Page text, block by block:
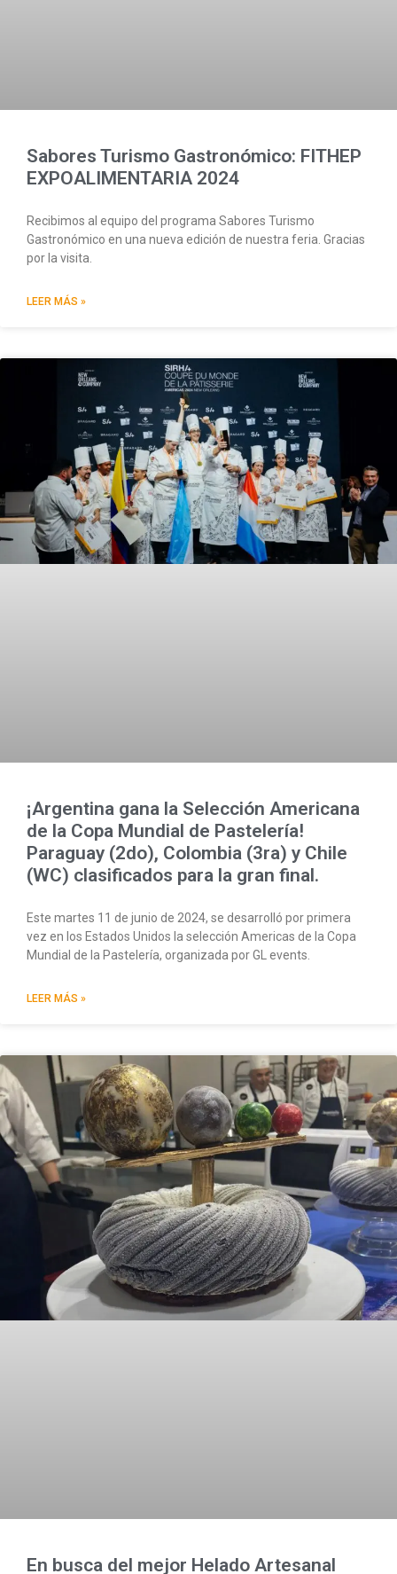
Sabores Turismo Gastronómico: FITHEP
EXPOALIMENTARIA 2024
Recibimos al equipo del programa Sabores Turismo
Gastronómico en una nueva edición de nuestra feria. Gracias
por la visita.
LEER MÁS »
¡Argentina gana la Selección Americana
de la Copa Mundial de Pastelería!
Paraguay (2do), Colombia (3ra) y Chile
(WC) clasificados para la gran final.
Este martes 11 de junio de 2024, se desarrolló por primera
vez en los Estados Unidos la selección Americas de la Copa
Mundial de la Pastelería, organizada por GL events.
LEER MÁS »
En busca del mejor Helado Artesanal